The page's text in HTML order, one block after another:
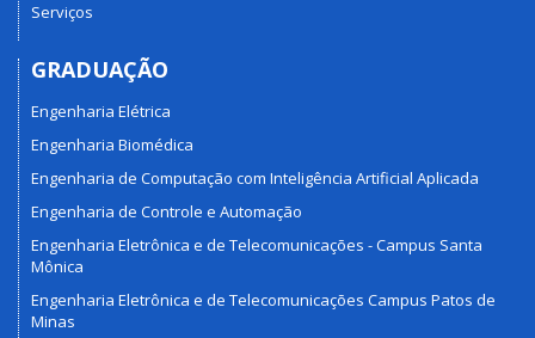
Serviços
GRADUAÇÃO
Engenharia Elétrica
Engenharia Biomédica
Engenharia de Computação com Inteligência Artificial Aplicada
Engenharia de Controle e Automação
Engenharia Eletrônica e de Telecomunicações - Campus Santa
Mônica
Engenharia Eletrônica e de Telecomunicações Campus Patos de
Minas